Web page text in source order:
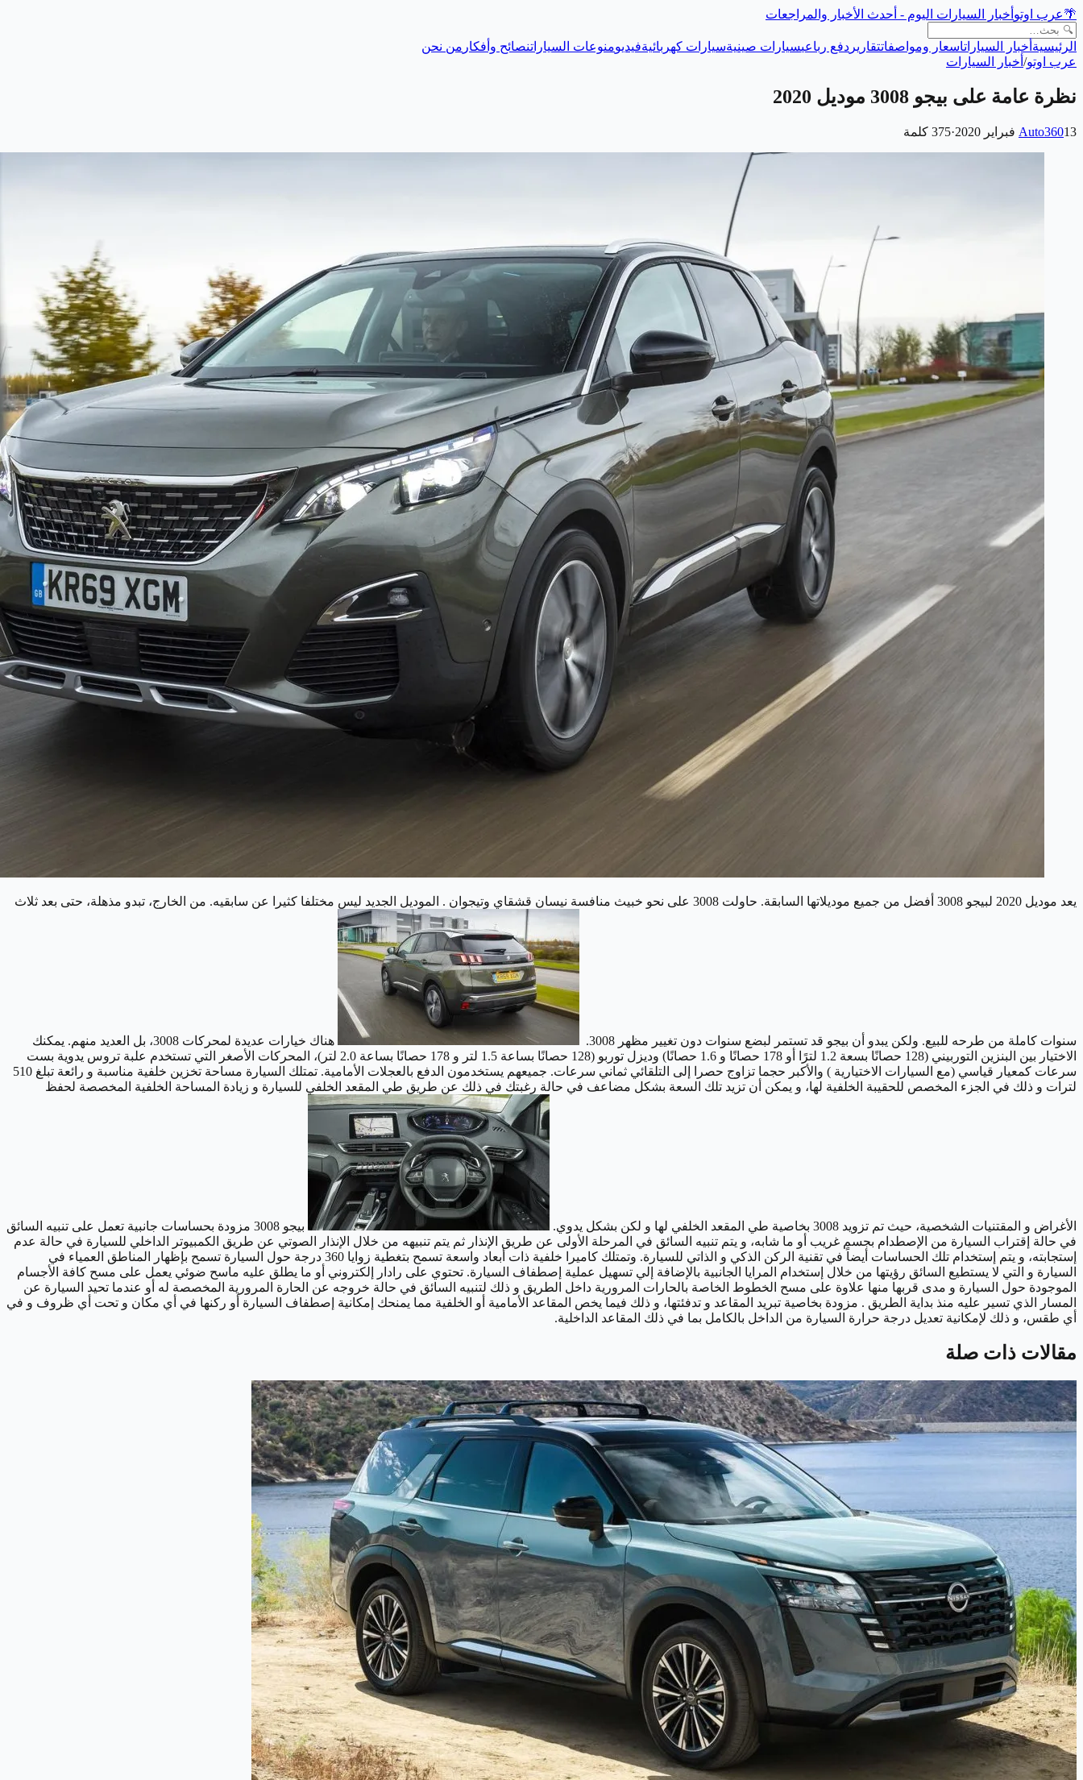
🌴عرب اوتو أخبار السيارات اليوم - أحدث الأخبار والمراجعات
الرئيسية أخبار السياراتاسعار ومواصفاتتقارير دفع رباعيسيارات صينيةسيارات كهربائيةفيديومنوعات السياراتنصائح وأفكار من نحن
عرب اوتو/ أخبار السيارات
نظرة عامة على بيجو 3008 موديل 2020
Auto36013 فبراير 2020 ·
375 كلمة
يعد موديل 2020 لبيجو 3008 أفضل من جميع موديلاتها السابقة. حاولت 3008 على نحو خبيث منافسة نيسان قشقاي وتيجوان . الموديل الجديد ليس مختلفا كثيرا عن سابقيه. من الخارج، تبدو مذهلة، حتى بعد ثلاث
سنوات كاملة من طرحه للبيع. ولكن يبدو أن بيجو قد تستمر لبضع سنوات دون تغيير مظهر 3008.
هناك خيارات عديدة لمحركات 3008، بل العديد منهم. يمكنك
الاختيار بين البنزين التوربيني (128 حصانًا بسعة 1.2 لترًا أو 178 حصانًا و 1.6 حصانًا) وديزل توربو (128 حصانًا بساعة 1.5 لتر و 178 حصانًا بساعة 2.0 لتر)، المحركات الأصغر التي تستخدم علبة تروس يدوية بست
سرعات كمعيار قياسي (مع السيارات الاختيارية ) والأكبر حجما تزاوج حصرا إلى التلقائي ثماني سرعات. جميعهم يستخدمون الدفع بالعجلات الأمامية.
تمتلك السيارة مساحة تخزين خلفية مناسبة و رائعة تبلغ 510
لترات و ذلك في الجزء المخصص للحقيبة الخلفية لها، و يمكن أن تزيد تلك السعة بشكل مضاعف في حالة رغبتك في ذلك عن طريق طي المقعد الخلفي للسيارة و زيادة المساحة الخلفية المخصصة لحفظ
الأغراض و المقتنيات الشخصية، حيث تم تزويد 3008 بخاصية طي المقعد الخلفي لها و لكن بشكل يدوي.
بيجو 3008 مزودة بحساسات جانبية تعمل على تنبيه السائق
في حالة إقتراب السيارة من الإصطدام بجسم غريب أو ما شابه، و يتم تنبيه السائق في المرحلة الأولى عن طريق الإنذار ثم يتم تنبيهه من خلال الإنذار الصوتي عن طريق الكمبيوتر الداخلي للسيارة في حالة عدم
إستجابته، و يتم إستخدام تلك الحساسات أيضاً في تقنية الركن الذكي و الذاتي للسيارة.
وتمتلك كاميرا خلفية ذات أبعاد واسعة تسمح بتغطية زوايا 360 درجة حول السيارة تسمح بإظهار المناطق العمياء في
السيارة و التي لا يستطيع السائق رؤيتها من خلال إستخدام المرايا الجانبية بالإضافة إلي تسهيل عملية إصطفاف السيارة. تحتوي على رادار إلكتروني أو ما يطلق عليه ماسح ضوئي يعمل على مسح كافة الأجسام
الموجودة حول السيارة و مدى قربها منها علاوة على مسح الخطوط الخاصة بالحارات المرورية داخل الطريق و ذلك لتنبيه السائق في حالة خروجه عن الحارة المرورية المخصصة له أو عندما تحيد السيارة عن
المسار الذي تسير عليه منذ بداية الطريق . مزودة بخاصية تبريد المقاعد و تدفئتها، و ذلك فيما يخص المقاعد الأمامية أو الخلفية مما يمنحك إمكانية إصطفاف السيارة أو ركنها في أي مكان و تحت أي ظروف و في
أي طقس، و ذلك لإمكانية تعديل درجة حرارة السيارة من الداخل بالكامل بما في ذلك المقاعد الداخلية.
مقالات ذات صلة